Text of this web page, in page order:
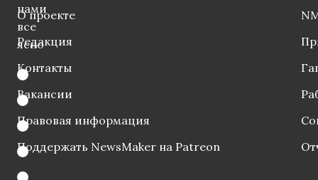
нами
все
ясно
О проекте
Редакция
Контакты
Вакансии
Правовая информация
Поддержать NewsMaker на Patreon